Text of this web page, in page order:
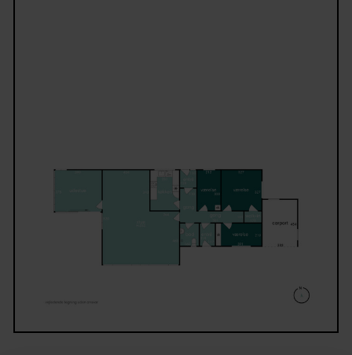
til haven. Udestuen giver samtidig en dejlig
mellem boligens inde- og udemiljø og bidrager med
ekstra anvendelige kvadratmeter i hverdagen.
Boligen fremstår generelt velholdt og giver et godt
løbende at modernisere efter egne ønsker. Den